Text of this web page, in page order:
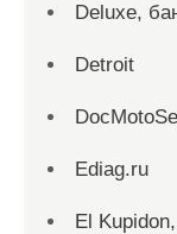
Deluxe,
Detroit
Ediag.ru
El